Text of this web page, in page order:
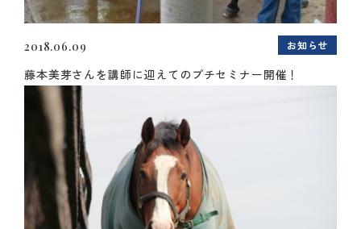
2018.06.09 お知らせ
藤本美芽さんを講師に迎えてのプチセミナー開催！